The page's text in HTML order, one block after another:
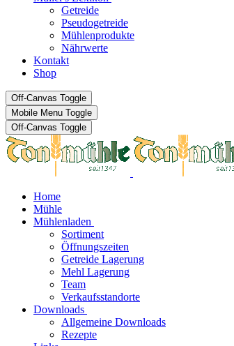
Getreide
Pseudogetreide
Mühlenprodukte
Nährwerte
Kontakt
Shop
Off-Canvas Toggle
Mobile Menu Toggle
Off-Canvas Toggle
Home
Mühle
Mühlenladen
Sortiment
Öffnungszeiten
Getreide Lagerung
Mehl Lagerung
Team
Verkaufsstandorte
Downloads
Allgemeine Downloads
Rezepte